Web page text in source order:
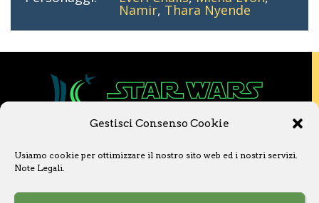
Gestisci Consenso Cookie
Usiamo cookie per ottimizzare il nostro sito web ed i nostri servizi.
Note Legali.
Namir, Thara Nyende
Questo sito non è collegato a Lucasfilm LTD o
a The Walt Disney Company o ad altre
Ogni nome, titolo, immagine o qualsiasi altra